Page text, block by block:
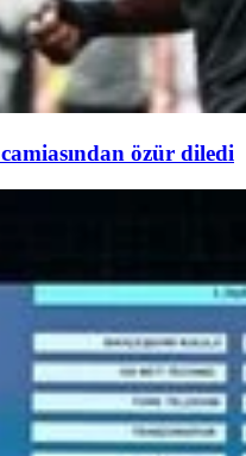
özür diledi